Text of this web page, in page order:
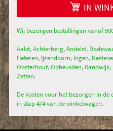
IN
Wij bezorgen bestellingen vanaf
Aalst, Achterberg, Andelst,
Heteren, Ijzendoorn, Ingen,
Oosterhout, Opheusden,
Zetten.
De kosten voor het bezorgen in
in stap 4/4 van de winkelwagen.